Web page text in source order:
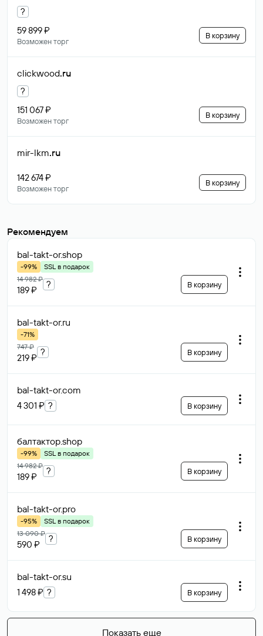
?
59 899 ₽
Возможен торг
В корзину
clickwood.ru
?
151 067 ₽
Возможен торг
В корзину
mir-lkm.ru
142 674 ₽
Возможен торг
В корзину
Рекомендуем
bal-takt-or.shop
-99%
SSL в подарок
14 982 ₽
189 ₽
? В корзину
bal-takt-or.ru
-71%
747 ₽
219 ₽
? В корзину
bal-takt-or.com
4 301 ₽ ? В корзину
балтактор.shop
-99%
SSL в подарок
14 982 ₽
189 ₽
? В корзину
bal-takt-or.pro
-95%
SSL в подарок
13 090 ₽
590 ₽
? В корзину
bal-takt-or.su
1 498 ₽ ? В корзину
Показать еще